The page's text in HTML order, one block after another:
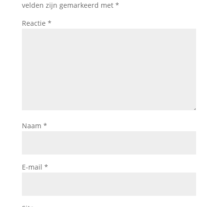
velden zijn gemarkeerd met *
Reactie *
Naam *
E-mail *